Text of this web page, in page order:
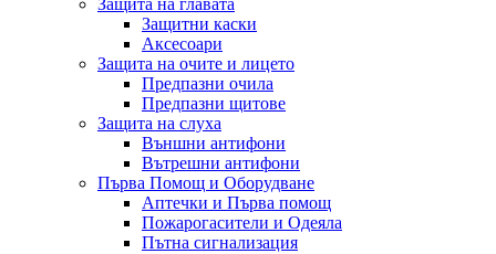
Защитни каски
Аксесоари
Защита на очите и лицето
Предпазни очила
Предпазни щитове
Защита на слуха
Външни антифони
Вътрешни антифони
Първа Помощ и Оборудване
Аптечки и Първа помощ
Пожарогасители и Одеяла
Пътна сигнализация